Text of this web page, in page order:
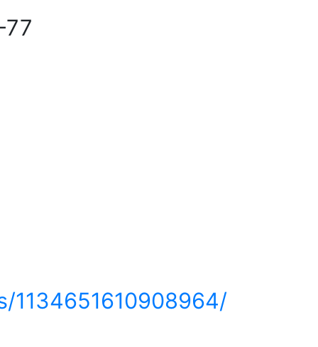
1134651610908964/